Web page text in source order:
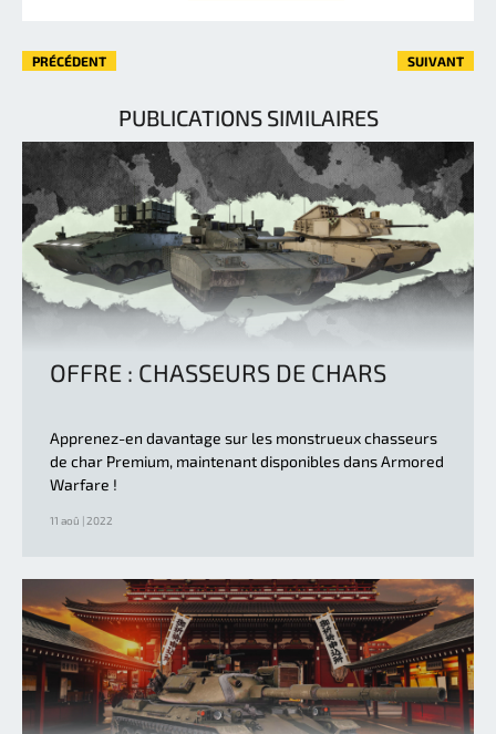
PRÉCÉDENT SUIVANT
PUBLICATIONS SIMILAIRES
OFFRE : CHASSEURS DE CHARS
Apprenez-en davantage sur les monstrueux chasseurs
de char Premium, maintenant disponibles dans Armored
Warfare !
11 aoû | 2022